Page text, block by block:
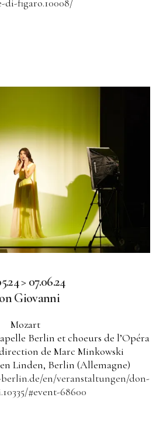
di-figaro.10008/
> 07.06.24
Giovanni
Mozart
Berlin et choeurs de l’Opéra
de Marc Minkowski
Linden, Berlin (Allemagne)
en/veranstaltungen/don-
#event-68600